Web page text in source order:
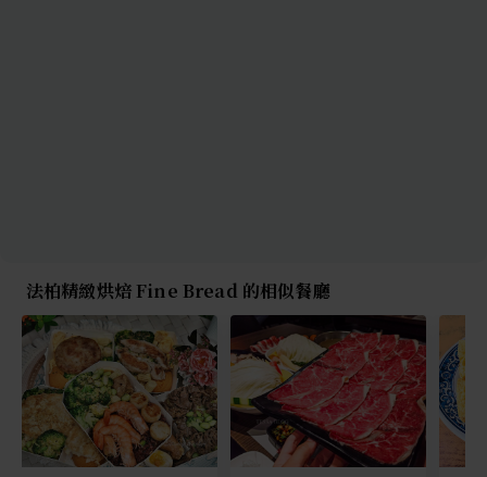
法柏精緻烘焙 Fine Bread 的相似餐廳